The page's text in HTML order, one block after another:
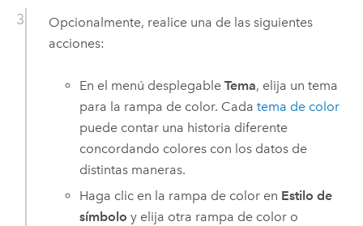
Opcionalmente, realice una de las siguientes
acciones:
En el menú desplegableTema, elija un tema
para la rampa de color. Cadatema de color
puede contar una historia diferente
concordando colores con los datos de
distintas maneras.
Haga clic en la rampa de color en Estilo de
símbolo y elija otra rampa de color o